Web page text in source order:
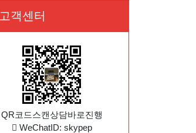
OVPN파일이 업그레드 되었습
니다.(적용법본문참고)
와이드 방식 kt1번 OVPN파일
이 변경 되었습니다.(적용법본
문참고)
와이드 방식 sk1번/sk2번
OVPN파일이 업그레드 되었습
니다.(적용법본문참고)
고객센터
QR코드스캔상담바로진행
WeChatID: skypep